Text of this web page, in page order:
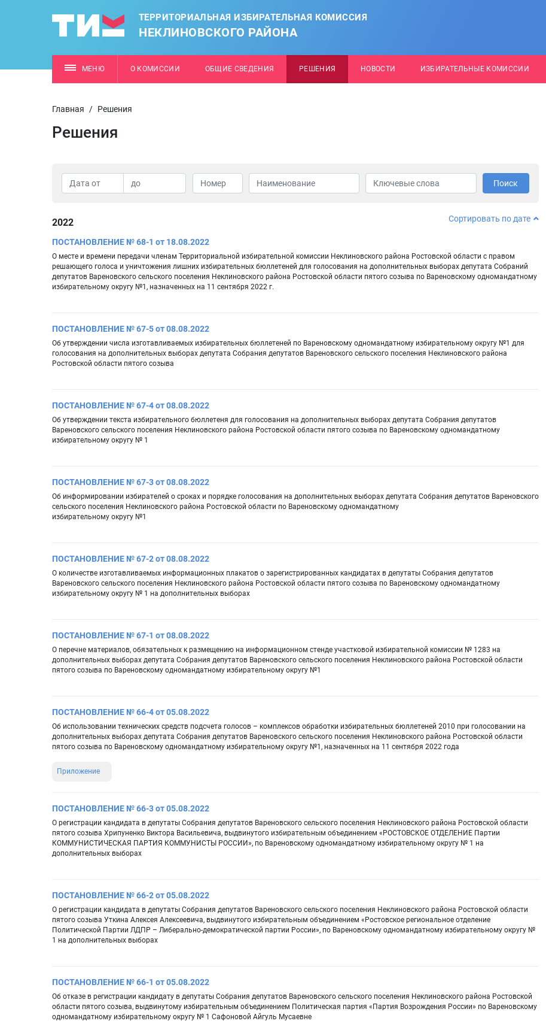
ТЕРРИТОРИАЛЬНАЯ ИЗБИРАТЕЛЬНАЯ КОМИССИЯ
НЕКЛИНОВСКОГО РАЙОНА
МЕНЮ О КОМИССИИ ОБЩИЕ СВЕДЕНИЯ РЕШЕНИЯ НОВОСТИ ИЗБИРАТЕЛЬНЫЕ КОМИССИИ
Главная / Решения
Решения
Поиск
2022 Сортировать по дате
ПОСТАНОВЛЕНИЕ № 68-1 от 18.08.2022
О месте и времени передачи членам Территориальной избирательной комиссии Неклиновского района Ростовской области с правом
решающего голоса и уничтожения лишних избирательных бюллетеней для голосования на дополнительных выборах депутата Собраний
депутатов Вареновского сельского поселения Неклиновского района Ростовской области пятого созыва по Вареновскому одномандатному
избирательному округу №1, назначенных на 11 сентября 2022 г.
ПОСТАНОВЛЕНИЕ № 67-5 от 08.08.2022
Об утверждении числа изготавливаемых избирательных бюллетеней по Вареновскому одномандатному избирательному округу №1 для
голосования на дополнительных выборах депутата Собрания депутатов Вареновского сельского поселения Неклиновского района
Ростовской области пятого созыва
ПОСТАНОВЛЕНИЕ № 67-4 от 08.08.2022
Об утверждении текста избирательного бюллетеня для голосования на дополнительных выборах депутата Собрания депутатов
Вареновского сельского поселения Неклиновского района Ростовской области пятого созыва по Вареновскому одномандатному
избирательному округу № 1
ПОСТАНОВЛЕНИЕ № 67-3 от 08.08.2022
Об информировании избирателей о сроках и порядке голосования на дополнительных выборах депутата Собрания депутатов Вареновского
сельского поселения Неклиновского района Ростовской области по Вареновскому одномандатному
избирательному округу №1
ПОСТАНОВЛЕНИЕ № 67-2 от 08.08.2022
О количестве изготавливаемых информационных плакатов о зарегистрированных кандидатах в депутаты Собрания депутатов
Вареновского сельского поселения Неклиновского района Ростовской области пятого созыва по Вареновскому одномандатному
избирательному округу № 1 на дополнительных выборах
ПОСТАНОВЛЕНИЕ № 67-1 от 08.08.2022
О перечне материалов, обязательных к размещению на информационном стенде участковой избирательной комиссии № 1283 на
дополнительных выборах депутата Собрания депутатов Вареновского сельского поселения Неклиновского района Ростовской области
пятого созыва по Вареновскому одномандатному избирательному округу №1
ПОСТАНОВЛЕНИЕ № 66-4 от 05.08.2022
Об использовании технических средств подсчета голосов – комплексов обработки избирательных бюллетеней 2010 при голосовании на
дополнительных выборах депутата Собрания депутатов Вареновского сельского поселения Неклиновского района Ростовской области
пятого созыва по Вареновскому одномандатному избирательному округу №1, назначенных на 11 сентября 2022 года
Приложение
ПОСТАНОВЛЕНИЕ № 66-3 от 05.08.2022
О регистрации кандидата в депутаты Собрания депутатов Вареновского сельского поселения Неклиновского района Ростовской области
пятого созыва Хрипуненко Виктора Васильевича, выдвинутого избирательным объединением «РОСТОВСКОЕ ОТДЕЛЕНИЕ Партии
КОММУНИСТИЧЕСКАЯ ПАРТИЯ КОММУНИСТЫ РОССИИ», по Вареновскому одномандатному избирательному округу № 1 на
дополнительных выборах
ПОСТАНОВЛЕНИЕ № 66-2 от 05.08.2022
О регистрации кандидата в депутаты Собрания депутатов Вареновского сельского поселения Неклиновского района Ростовской области
пятого созыва Уткина Алексея Алексеевича, выдвинутого избирательным объединением «Ростовское региональное отделение
Политической Партии ЛДПР – Либерально-демократической партии России», по Вареновскому одномандатному избирательному округу №
1 на дополнительных выборах
ПОСТАНОВЛЕНИЕ № 66-1 от 05.08.2022
Об отказе в регистрации кандидату в депутаты Собрания депутатов Вареновского сельского поселения Неклиновского района Ростовской
области пятого созыва, выдвинутому избирательным объединением Политическая партия «Партия Возрождения России» по Вареновскому
одномандатному избирательному округу № 1 Сафоновой Айгуль Мусаевне